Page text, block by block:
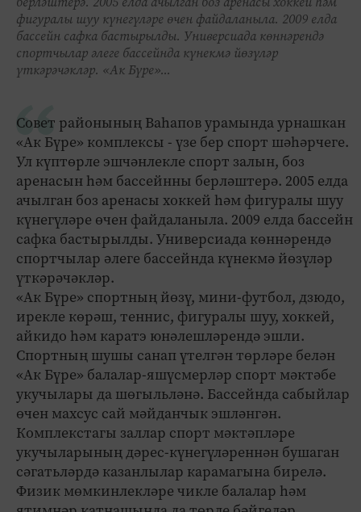
фигуралы шуу күнегүләре өчен файдаланыла. 2009 елда
бассейн сафка бастырылды. Универсиада көннәрендә
спортчылар әлеге бассейнда күнекмә йөзүләр
үткәрәчәкләр. «Ак Бүре»...
Совет районының Ваһапов урамында урнашкан
«Ак Бүре» комплексы - үзе бер спорт шәһәрчеге.
Ул күптөрле эшчәнлекле спорт залын, боз
аренасын һәм бассейнны берләштерә. 2005 елда
ачылган боз аренасы хоккей һәм фигуралы шуу
күнегүләре өчен файдаланыла. 2009 елда бассейн
сафка бастырылды. Универсиада көннәрендә
спортчылар әлеге бассейнда күнекмә йөзүләр
үткәрәчәкләр.
«Ак Бүре» спортның йөзү, мини-футбол, дзюдо,
ирекле көрәш, теннис, фигуралы шуу, хоккей,
айкидо һәм каратэ юнәлешләрендә эшли.
Спортның шушы санап үтелгән төрләре белән
«Ак Бүре» балалар-яшүсмерләр спорт мәктәбе
укучылары да шөгыльләнә. Бассейнда сабыйлар
өчен махсус сай мәйданчык эшләнгән.
Комплекстагы заллар спорт мәктәпләре
укучыларының дәрес-күнегүләреннән бушаган
сәгатьләрдә казанлылар карамагына бирелә.
Физик мөмкинлекләре чикле балалар һәм